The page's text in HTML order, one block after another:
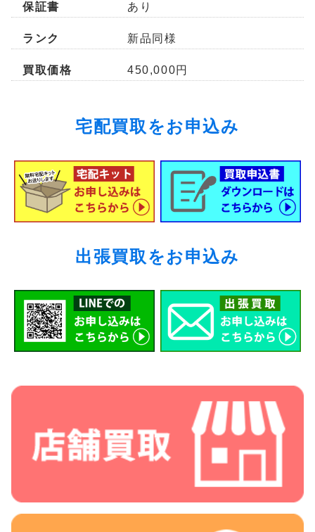
保証書 あり
ランク 新品同様
買取価格 450,000円
宅配買取をお申込み
出張買取をお申込み